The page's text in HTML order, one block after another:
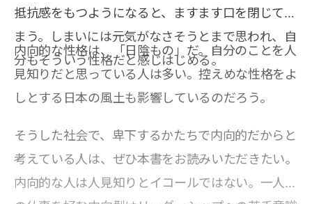
抵抗感をもつようになると、ますます口を閉じてし
まう。しまいには元気がなさそうとまで思われ、自
分もそういう性格だと感じはじめる。
内向的な性格は、「日陰もの」だ。自分のことを人
見知りだと思っている人は多い。控えめな性格をよ
しとする日本の風土も影響しているのだろう。
そうした社会で、卑下するかたちで内向的だからと
考えている人は、ぜひ本書をお読みいただきたい。
内向的な人は人見知りとイコールではない。一人で